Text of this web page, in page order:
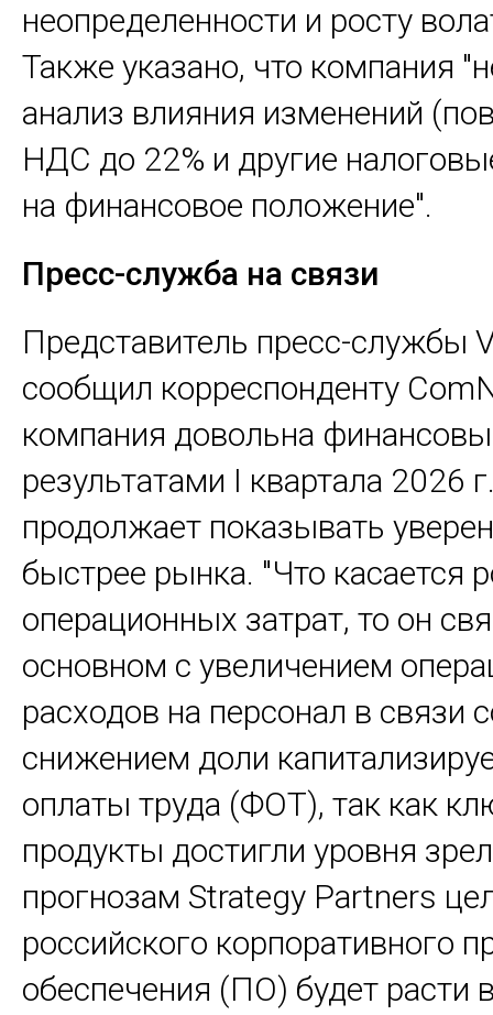
неопределенности и росту
Также указано, что компания
анализ влияния изменений
НДС до 22% и другие
на финансовое положение".
Пресс-служба на связи
Представитель пресс-службы
сообщил корреспонденту
компания довольна
результатами I квартала 2026
продолжает показывать
быстрее рынка. "Что касается
операционных затрат, то он
основном с увеличением
расходов на персонал в связи
снижением доли
оплаты труда (ФОТ), так как
продукты достигли уровня
прогнозам Strategy Partners
российского корпоративного
обеспечения (ПО) будет расти